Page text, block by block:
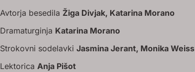
Avtorja besedila Žiga Divjak, Katarina Morano
Dramaturginja Katarina Morano
Strokovni sodelavki Jasmina Jerant, Monika Weiss
Lektorica Anja Pišot